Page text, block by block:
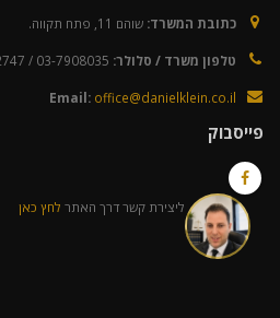
כתובת המשרד: שוהם 11, פתח תקווה.
טלפון משרד / סלולר: 03-7908035 / 0542-272747
Email: office@danielklein.co.il
פייסבוק
ליצירת קשר דרך האתר לחץ כאן